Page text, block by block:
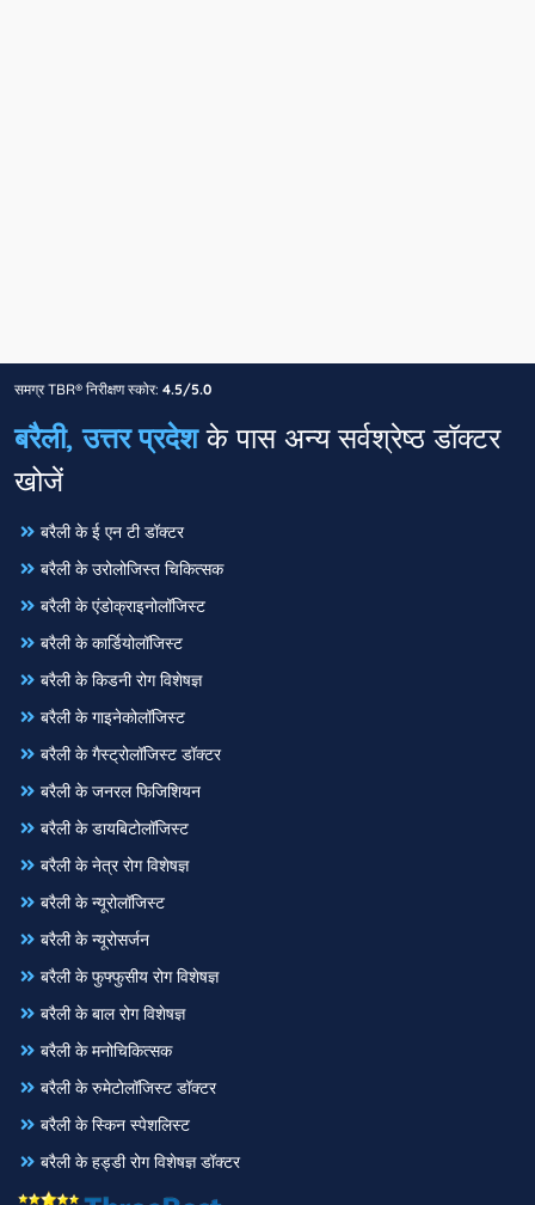
समग्र TBR® निरीक्षण स्कोर: 4.5/5.0
बरैली, उत्तर प्रदेशके पास अन्य सर्वश्रेष्ठ डॉक्टर
खोजें
बरैली के ई एन टी डॉक्टर
बरैली के उरोलोजिस्त चिकित्सक
बरैली के एंडोक्राइनोलॉजिस्ट
बरैली के कार्डियोलॉजिस्ट
बरैली के किडनी रोग विशेषज्ञ
बरैली के गाइनेकोलॉजिस्ट
बरैली के गैस्ट्रोलॉजिस्ट डॉक्टर
बरैली के जनरल फिजिशियन
बरैली के डायबिटोलॉजिस्ट
बरैली के नेत्र रोग विशेषज्ञ
बरैली के न्यूरोलॉजिस्ट
बरैली के न्यूरोसर्जन
बरैली के फुफ्फुसीय रोग विशेषज्ञ
बरैली के बाल रोग विशेषज्ञ
बरैली के मनोचिकित्सक
बरैली के रुमेटोलॉजिस्ट डॉक्टर
बरैली के स्किन स्पेशलिस्ट
बरैली के हड्डी रोग विशेषज्ञ डॉक्टर